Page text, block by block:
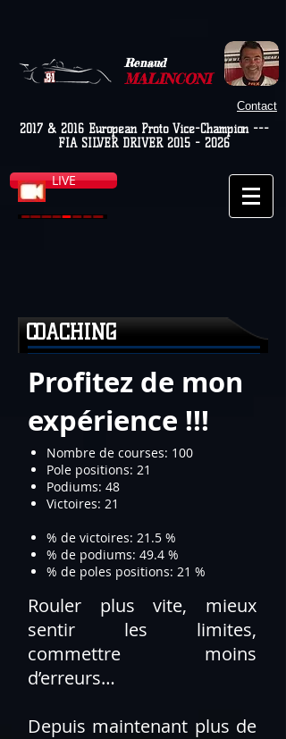
Renaud
MALINCONI
Contact
2017 & 2016 European Proto Vice-Champion ---
FIA SILVER DRIVER 2015 - 2026
LIVE
Profitez de mon
expérience !!!
Rouler plus vite, mieux
sentir les limites,
commettre moins
d’erreurs…
Depuis maintenant plus de
Nombre de courses: 100
Pole positions: 21
Podiums: 48
Victoires: 21
% de victoires: 21.5 %
% de podiums: 49.4 %
% de poles positions: 21 %​
COACHING